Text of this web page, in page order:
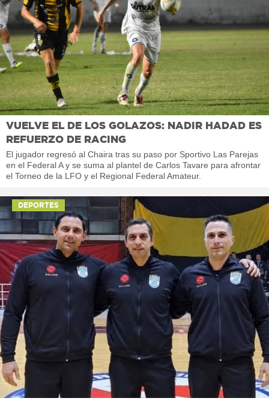
VUELVE EL DE LOS GOLAZOS: NADIR HADAD ES
REFUERZO DE RACING
El jugador regresó al Chaira tras su paso por Sportivo Las Parejas
en el Federal A y se suma al plantel de Carlos Tavare para afrontar
el Torneo de la LFO y el Regional Federal Amateur.
DEPORTES